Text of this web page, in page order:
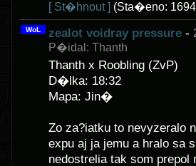
[ St�hnout ] (Sta�eno:
WoL zealot voidray pressure -
P�idal: Thanth
Thanth x Roobling (ZvP)
D�lka: 18:32
Mapa: Jin�
Zo za?iatku to nevyzeralo
expu aj ja jemu a hralo sa
nedostrelia tak som